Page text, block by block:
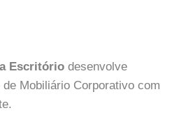
Escritório desenvolve
Mobiliário Corporativo com